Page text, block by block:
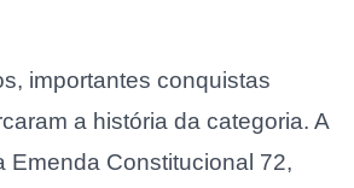
importantes conquistas
a história da categoria. A
Emenda Constitucional 72,